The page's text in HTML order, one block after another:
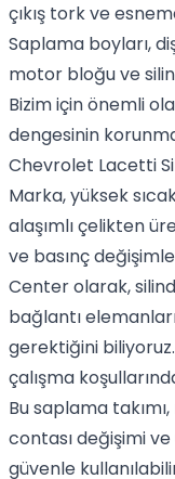
çıkış tork ve
Saplama boyları,
motor bloğu ve
Bizim için önemli
dengesinin
Chevrolet Lacetti
Marka, yüksek
alaşımlı çelikten
ve basınç
Center olarak,
bağlantı
gerektiğini
çalışma
Bu saplama
contası değişimi
güvenle